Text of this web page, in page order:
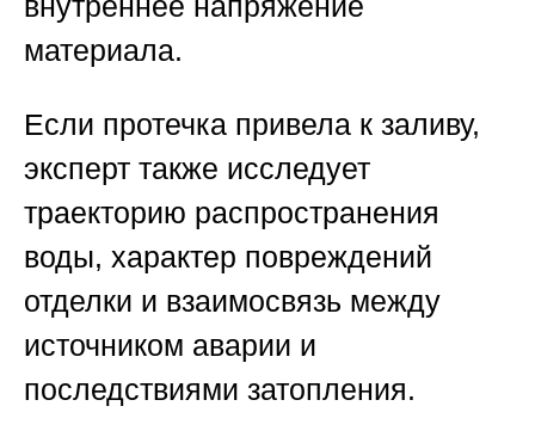
материала.
Если протечка привела к заливу,
эксперт также исследует
траекторию распространения
воды, характер повреждений
отделки и взаимосвязь между
источником аварии и
последствиями затопления.